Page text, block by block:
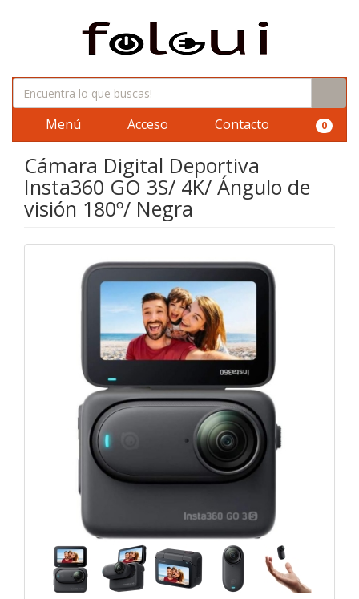
Menú Acceso Contacto 0
Cámara Digital Deportiva
Insta360 GO 3S/ 4K/ Ángulo de
visión 180º/ Negra